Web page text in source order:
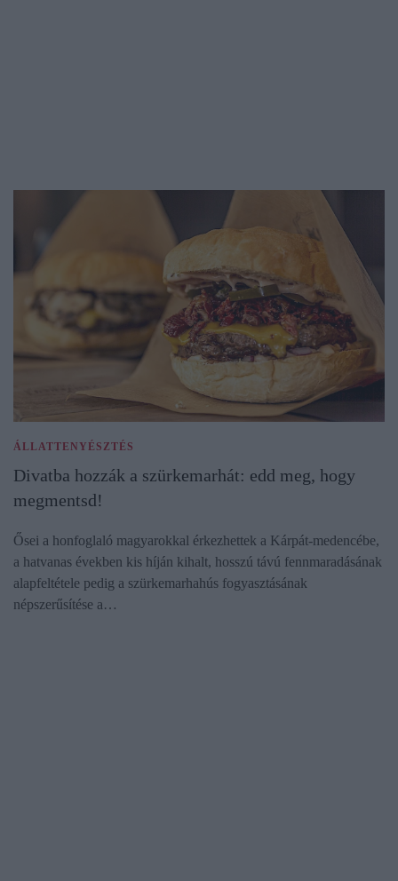
ÁLLATTENYÉSZTÉS
Divatba hozzák a szürkemarhát: edd meg, hogy
megmentsd!
Ősei a honfoglaló magyarokkal érkezhettek a Kárpát-medencébe,
a hatvanas években kis híján kihalt, hosszú távú fennmaradásának
alapfeltétele pedig a szürkemarhahús fogyasztásának
népszerűsítése a…